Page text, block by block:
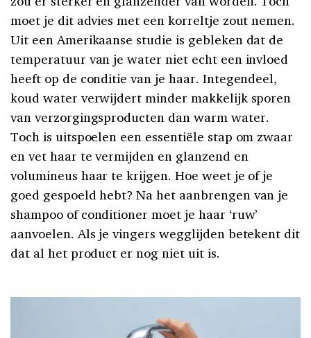
moet je dit advies met een korreltje zout nemen.
Uit een Amerikaanse studie is gebleken dat de
temperatuur van je water niet echt een invloed
heeft op de conditie van je haar. Integendeel,
koud water verwijdert minder makkelijk sporen
van verzorgingsproducten dan warm water.
Toch is uitspoelen een essentiële stap om zwaar
en vet haar te vermijden en glanzend en
volumineus haar te krijgen. Hoe weet je of je
goed gespoeld hebt? Na het aanbrengen van je
shampoo of conditioner moet je haar ‘ruw’
aanvoelen. Als je vingers wegglijden betekent dit
dat al het product er nog niet uit is.